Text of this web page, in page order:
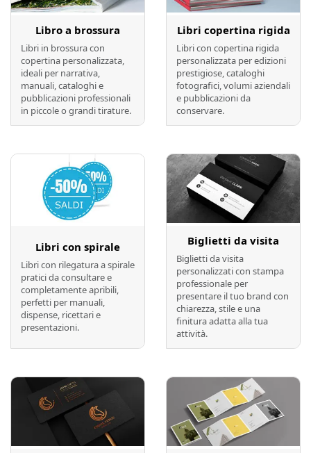
Libro a brossura
Libri in brossura con
copertina personalizzata,
ideali per narrativa,
manuali, cataloghi e
pubblicazioni professionali
in piccole o grandi tirature.
Libri copertina rigida
Libri con copertina rigida
personalizzata per edizioni
prestigiose, cataloghi
fotografici, volumi aziendali
e pubblicazioni da
conservare.
Libri con spirale
Libri con rilegatura a spirale
pratici da consultare e
completamente apribili,
perfetti per manuali,
dispense, ricettari e
presentazioni.
Biglietti da visita
Biglietti da visita
personalizzati con stampa
professionale per
presentare il tuo brand con
chiarezza, stile e una
finitura adatta alla tua
attività.